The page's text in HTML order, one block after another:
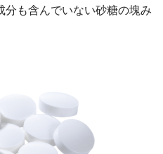
も含んでいない砂糖の塊み